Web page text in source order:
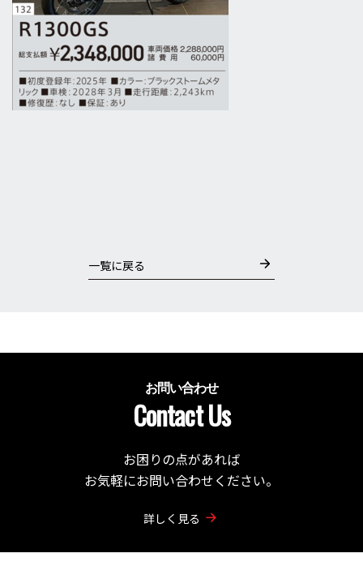
一覧に戻る
お問い合わせ
Contact Us
お困りの点があれば
お気軽にお問い合わせください。
詳しく見る